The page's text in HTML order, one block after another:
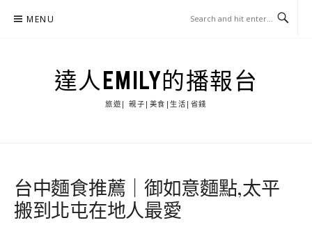
MENU
達人EMILY的播報台
旅遊| 親子|美食|生活|省錢
台中麵食推薦｜御如意麵點,太平
搬到北屯在地人最愛